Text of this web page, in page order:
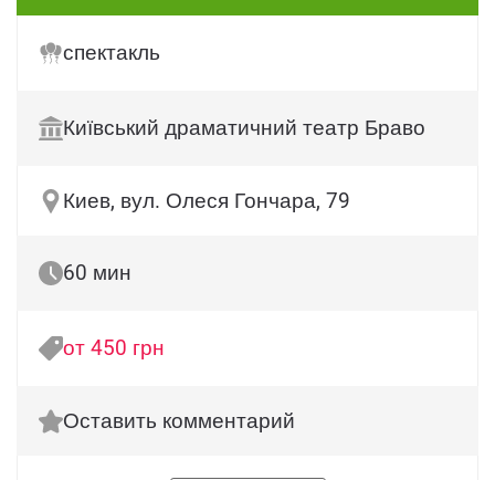
спектакль
Київський драматичний театр Браво
Киев, вул. Олеся Гончара, 79
60 мин
от 450 грн
Оставить комментарий